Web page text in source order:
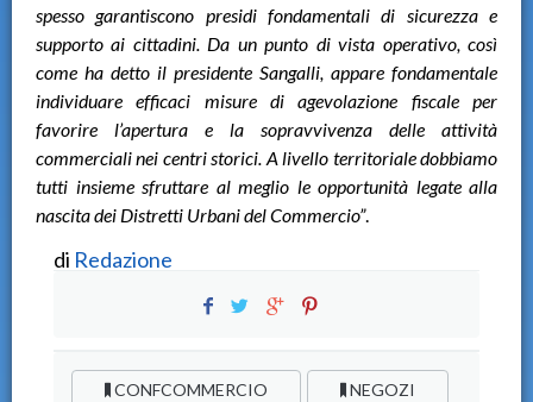
spesso garantiscono presidi fondamentali di sicurezza e
supporto ai cittadini. Da un punto di vista operativo, così
come ha detto il presidente Sangalli, appare fondamentale
individuare efficaci misure di agevolazione fiscale per
favorire l’apertura e la sopravvivenza delle attività
commerciali nei centri storici. A livello territoriale dobbiamo
tutti insieme sfruttare al meglio le opportunità legate alla
nascita dei Distretti Urbani del Commercio”.
di Redazione
CONFCOMMERCIO NEGOZI